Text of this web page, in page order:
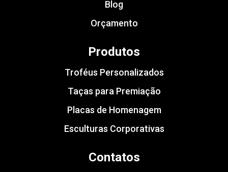
Blog
Orçamento
Produtos
Troféus Personalizados
Taças para Premiação
Placas de Homenagem
Esculturas Corporativas
Contatos